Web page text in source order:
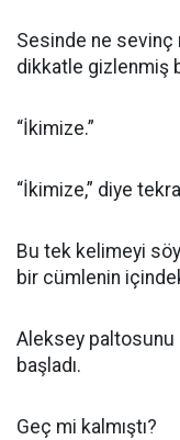
Sesinde ne sevinç
dikkatle gizlenmiş
“İkimize.”
“İkimize,” diye
Bu tek kelimeyi
bir cümlenin
Aleksey paltosunu
başladı.
Geç mi kalmıştı?